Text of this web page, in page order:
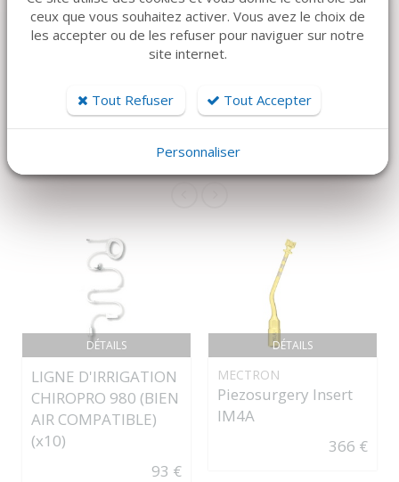
ARTICLES CONNEXES
produits plébiscités par nos clients
DÉTAILS
LIGNE D'IRRIGATION
CHIROPRO 980 (BIEN
AIR COMPATIBLE)
(x10)
93 €
DÉTAILS
MECTRON
Piezosurgery Insert
IM4A
366 €
ceux que vous souhaitez activer. Vous avez le choix de
les accepter ou de les refuser pour naviguer sur notre
site internet.
Tout Refuser Tout Accepter
Personnaliser